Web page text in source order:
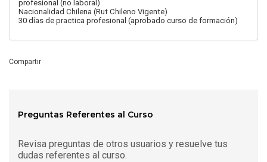
profesional (no laboral)
Nacionalidad Chilena (Rut Chileno Vigente)
30 días de practica profesional (aprobado curso de formación)
Compartir
Preguntas Referentes al Curso
Revisa preguntas de otros usuarios y resuelve tus
dudas referentes al curso.